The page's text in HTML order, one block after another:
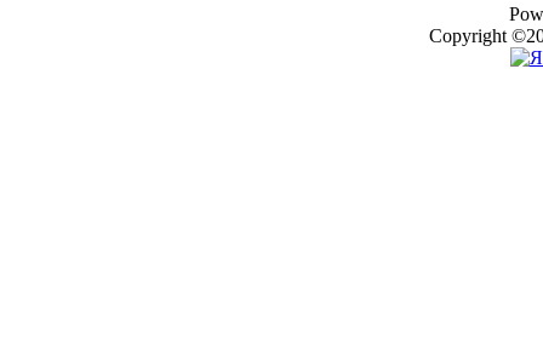
Copyright